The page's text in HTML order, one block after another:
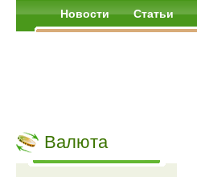
Новости Статьи
Валюта